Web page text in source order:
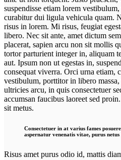
suspendisse etiam lorem
curabitur dui ligula vehicula quam.
risus in lorem. Mi risus, feugiat
libero. Nec sit ante, amet dictum
placerat, sapien arcu non sit mollis
tortor parturient integer in, aliquam
aut. Ipsum non ut egestas in,
consequat viverra. Orci urna etiam,
vestibulum, porttitor in libero
ultricies arcu, in quis consectetuer
accumsan faucibus laoreet sed
sit metus.
Consectetuer in at varius fames
aspernatur venenatis vitae, purus
Risus amet purus odio id, mattis